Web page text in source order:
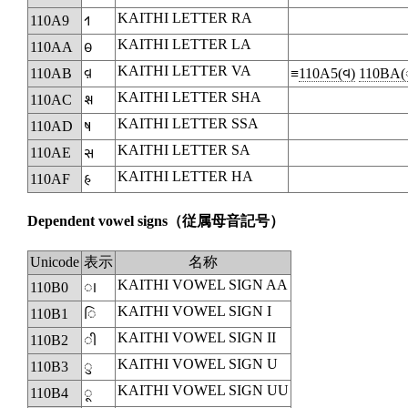
110A9
𑂩
KAITHI LETTER RA
110AA
𑂪
KAITHI LETTER LA
110AB
𑂫 KAITHI LETTER VA ≡110A5(𑂥)
110AC
𑂬
KAITHI LETTER SHA
110AD
𑂭
KAITHI LETTER SSA
110AE
𑂮
KAITHI LETTER SA
110AF
𑂯 KAITHI LETTER HA
Dependent vowel signs （従属母音記号）
Unicode 表示
名称
110B0
𑂰
KAITHI VOWEL SIGN AA
110B1
𑂱
KAITHI VOWEL SIGN I
110B2
𑂲
KAITHI VOWEL SIGN II
110B3
◌𑂳
KAITHI VOWEL SIGN U
110B4
◌𑂴 KAITHI VOWEL SIGN UU